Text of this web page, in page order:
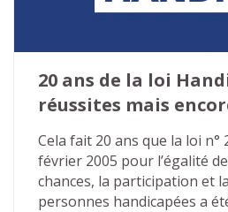
20 ans de la loi
réussites mais
faire…
Cela fait 20 ans que la loi n°
février 2005 pour l’égalité
chances, la participation et
personnes handicapées a